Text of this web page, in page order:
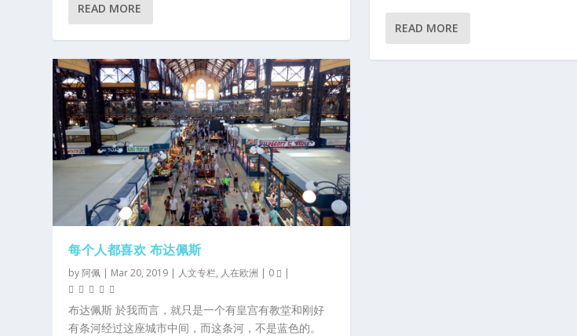
READ MORE
每个人都喜欢 布达佩斯
by阿佩 | Mar 20, 2019 | 人文专栏, 人在欧洲 | 0 |
布达佩斯 於我而言，就只是一个有皇宫有教堂和刚好
有条河经过这座城市中间，而这条河，不是蓝色的。
READ MORE